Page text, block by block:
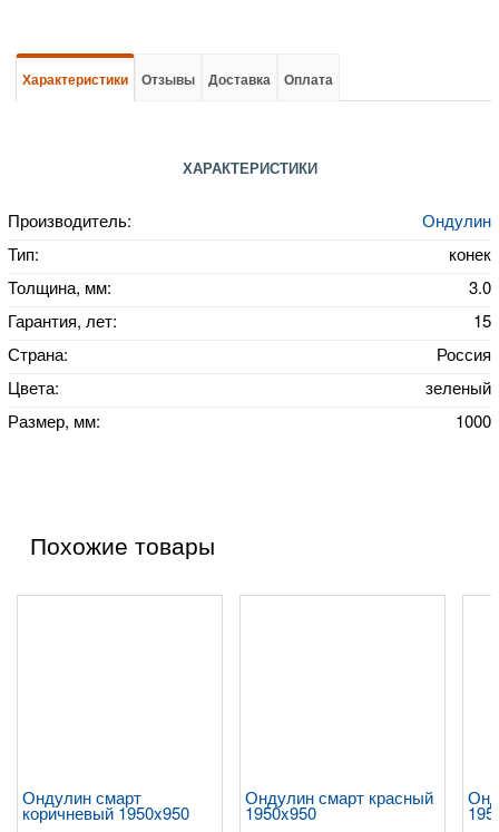
Характеристики Отзывы Доставка Оплата
ХАРАКТЕРИСТИКИ
Производитель:
Ондулин
Тип:
конек
Толщина, мм:
3.0
Гарантия, лет:
15
Страна:
Россия
Цвета:
зеленый
Размер, мм:
1000
Похожие товары
Ондулин смарт
коричневый 1950x950
Ондулин смарт красный
1950x950